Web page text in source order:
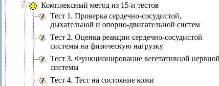
Комплексный метод из 15-и тестов
Тест 1. Проверка сердечно-сосудистой,
дыхательной и опорно-двигательной систем
Тест 2. Оценка реакции сердечно-сосудистой
системы на физическую нагрузку
Тест 3. Функционирование вегетативной
системы
Тест 4. Тест на состояние кожи